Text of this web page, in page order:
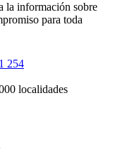
la información sobre
para toda
254
localidades